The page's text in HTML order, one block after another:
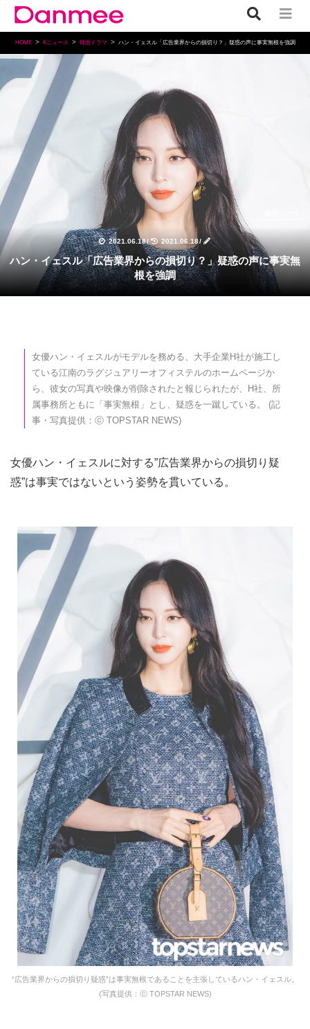
HOME Kニュース 韓国ドラマ ハン・イェスル「広告業界からの損切り？」疑惑の声に事実無根を強調
2021.06.18/ 2021.06.18/
ハン・イェスル「広告業界からの損切り？」疑惑の声に事実無
根を強調
女優ハン・イェスルがモデルを務める、大手企業H社が施工し
ている江南のラグジュアリーオフィステルのホームページか
ら、彼女の写真や映像が削除されたと報じられたが、H社、所
属事務所ともに「事実無根」とし、疑惑を一蹴している。 (記
事・写真提供：ⓒ TOPSTAR NEWS)
女優ハン・イェスルに対する”広告業界からの損切り疑
惑”は事実ではないという姿勢を貫いている。
“広告業界からの損切り疑惑”は事実無根であることを主張しているハン・イェスル。
(写真提供：ⓒ TOPSTAR NEWS)